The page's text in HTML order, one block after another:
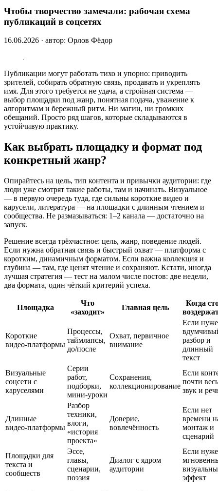
Чтобы творчество замечали: рабочая схема
публикаций в соцсетях
16.06.2026 · автор: Орлов Фёдор
Публикации могут работать тихо и упорно: приводить
зрителей, собирать обратную связь, продавать и укреплять
имя. Для этого требуется не удача, а стройная система —
выбор площадки под жанр, понятная подача, уважение к
алгоритмам и бережный ритм. Ни магии, ни громких
обещаний. Просто ряд шагов, которые складываются в
устойчивую практику.
Как выбрать площадку и формат под
конкретный жанр?
Опирайтесь на цель, тип контента и привычки аудитории: где
люди уже смотрят такие работы, там и начинать. Визуальное
— в первую очередь туда, где сильны короткие видео и
карусели, литература — на площадки с длинным чтением и
сообщества. Не размазываться: 1–2 канала — достаточно на
запуск.
Решение всегда трёхчастное: цель, жанр, поведение людей.
Если нужна обратная связь и быстрый охват — платформа с
коротким, динамичным форматом. Если важна коллекция и
глубина — там, где ценят чтение и сохраняют. Кстати, иногда
лучшая стратегия — тест на малом числе постов: две недели,
два формата, один чёткий критерий успеха.
Площадка
Что
«заходит»
Главная цель
Когда
Короткие
видео‑платформы
Процессы,
таймлапсы,
до/после
Охват, первичное
внимание
Если
разбор и
длинный
текст
Визуальные
соцсети с
каруселями
Серии
работ,
подборки,
мини‑уроки
Сохранения,
коллекционирование
Если
почти
звук и
Длинные
видео‑платформы
Разбор
техники,
влоги,
«история
проекта»
Доверие,
вовлечённость
Если нет
времени
монтаж и
сценарий
Площадки для
текста и
сообществ
Эссе,
главы,
сценарии,
поэзия
Диалог с ядром
аудитории
Если
эффект